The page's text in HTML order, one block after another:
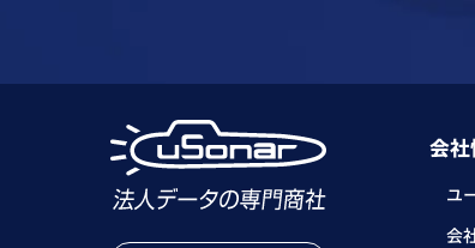
会
ユ
会